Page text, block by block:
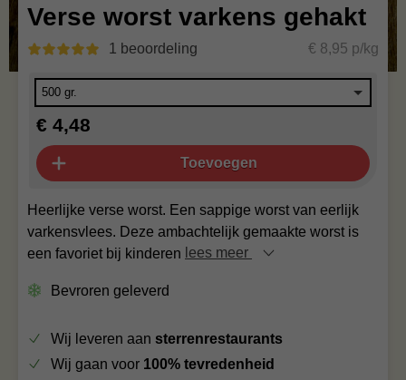
Verse worst varkens gehakt
1 beoordeling € 8,95 p/kg
Heerlijke verse worst. Een sappige worst van eerlijk
varkensvlees. Deze ambachtelijk gemaakte worst is
een favoriet bij kinderen lees meer
Bevroren geleverd
€ 4,48
Toevoegen
Wij leveren aan sterrenrestaurants
Wij gaan voor 100% tevredenheid